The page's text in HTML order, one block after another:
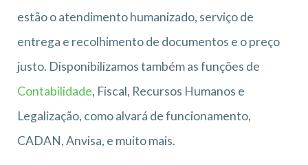
estão o atendimento humanizado, serviço de
entrega e recolhimento de documentos e o preço
justo. Disponibilizamos também as funções de
Contabilidade, Fiscal, Recursos Humanos e
Legalização, como alvará de funcionamento,
CADAN, Anvisa, e muito mais.